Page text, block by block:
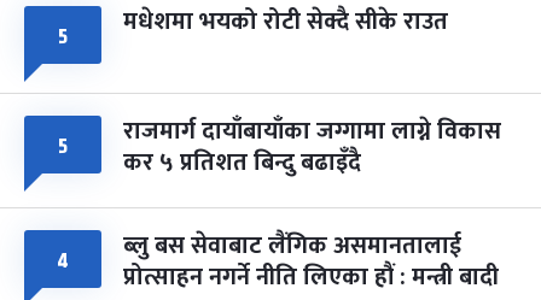
५ मधेशमा भयको रोटी सेक्दै सीके राउत
५ राजमार्ग दायाँबायाँका जग्गामा लाग्ने विकास
कर ५ प्रतिशत बिन्दु बढाइँदै
४ ब्लु बस सेवाबाट लैंगिक असमानतालाई
प्रोत्साहन नगर्ने नीति लिएका हौं : मन्त्री बादी